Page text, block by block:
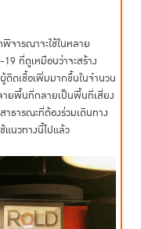
จารณาจะใช้ในหลาย
ที่ดูเหมือนว่าจะสร้าง
ดเชื้อเพิ่มมากขึ้นในจำนวน
ายพื้นที่กลายเป็นพื้นที่เสี่ยง
าธารณะที่ต้องร่วมเดินทาง
นวทางนี้ไปแล้ว